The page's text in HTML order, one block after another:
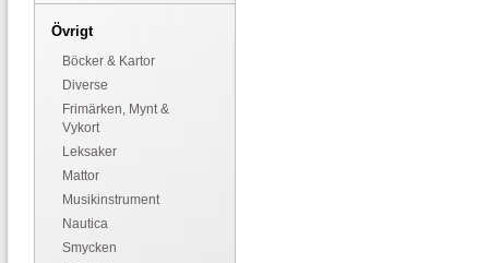
Övrigt
Böcker & Kartor
Diverse
Frimärken, Mynt &
Vykort
Leksaker
Mattor
Musikinstrument
Nautica
Smycken